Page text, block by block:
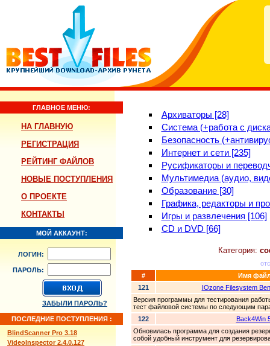
ГЛАВНОЕ МЕНЮ:
НА ГЛАВНУЮ
РЕГИСТРАЦИЯ
РЕЙТИНГ ФАЙЛОВ
НОВЫЕ ПОСТУПЛЕНИЯ
О ПРОЕКТЕ
КОНТАКТЫ
МОЙ АККАУНТ:
ЛОГИН:
ПАРОЛЬ:
ЗАБЫЛИ ПАРОЛЬ?
ПОСЛЕДНИЕ ПОСТУПЛЕНИЯ :
BlindScanner Pro 3.18
VideoInspector 2.4.0.127
Архиваторы [28]
Система (+работа с
Безопасность
Интернет и сети [235]
Русификаторы и
Мультимедиа (аудио,
Образование [30]
Графика, редакторы и
Игры и развлечения [106]
CD и DVD [66]
Категория:
#
Имя
121
IOzone Filesystem
Версия программы для тестирования
тест файловой системы по следующим
122
Back4Win
Обновилась программа для создания
собой удобный инструмент для